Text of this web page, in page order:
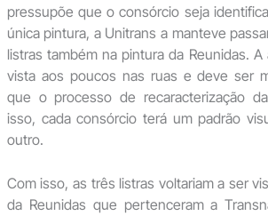
pressupõe que o consórcio seja
única pintura, a Unitrans a manteve
listras também na pintura da Reunidas.
vista aos poucos nas ruas e deve ser
que o processo de recaracterização
isso, cada consórcio terá um padrão
outro.
Com isso, as três listras voltariam a ser
da Reunidas que pertenceram a